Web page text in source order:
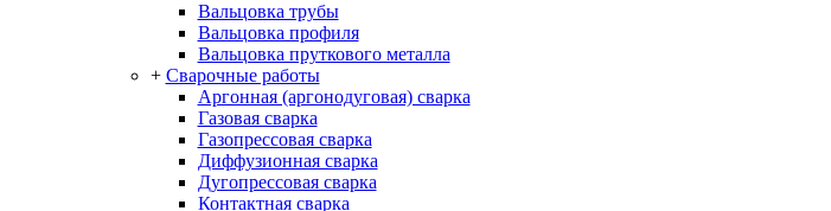
Вальцовка трубы
Вальцовка профиля
Вальцовка пруткового металла
+ Сварочные работы
Аргонная (аргонодуговая) сварка
Газовая сварка
Газопрессовая сварка
Диффузионная сварка
Дугопрессовая сварка
Контактная сварка